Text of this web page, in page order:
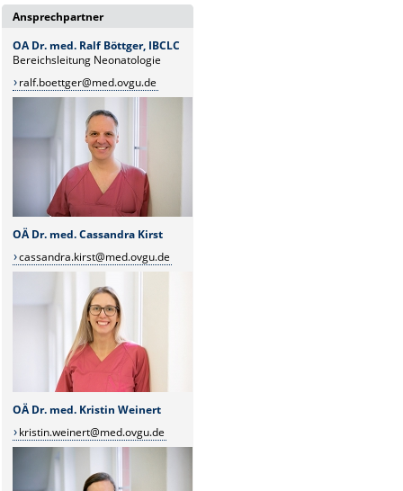
Ansprechpartner
OA Dr. med. Ralf Böttger, IBCLC
Bereichsleitung Neonatologie
ralf.boettger@med.ovgu.de
OÄ Dr. med. Cassandra Kirst
cassandra.kirst@med.ovgu.de
OÄ Dr. med. Kristin Weinert
kristin.weinert@med.ovgu.de